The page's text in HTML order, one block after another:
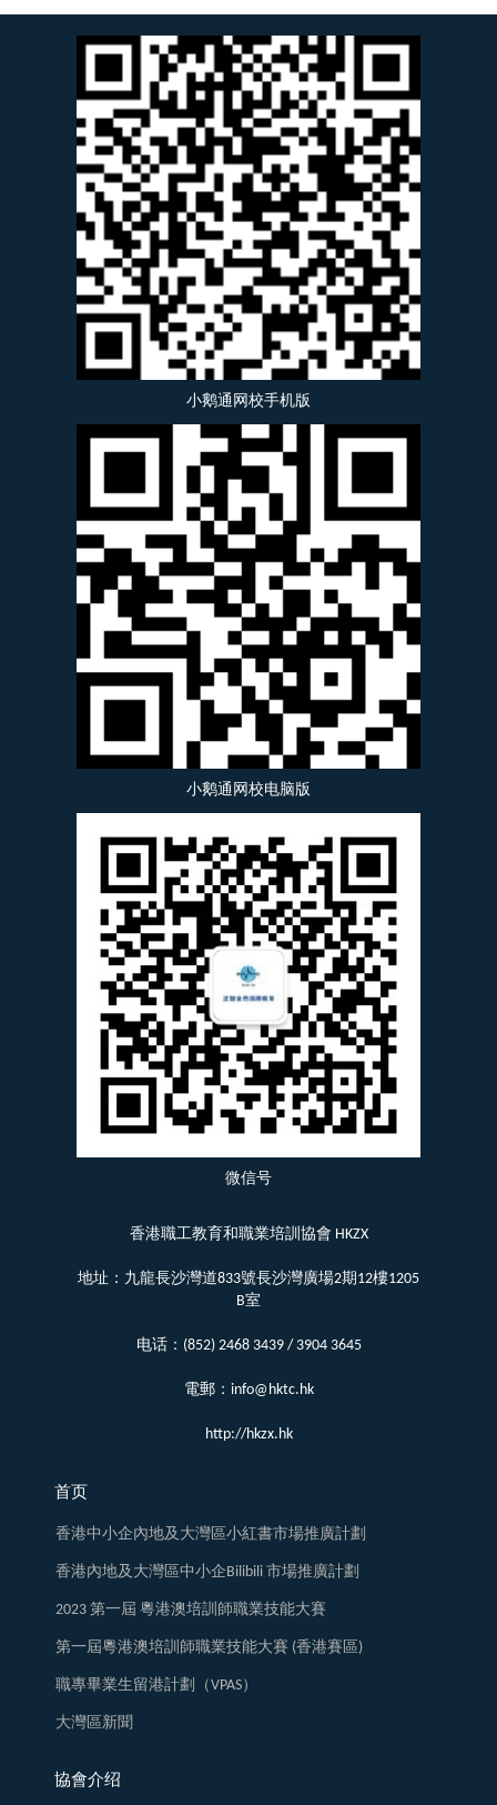
小鹅通网校手机版
小鹅通网校电脑版
微信号
香港職工教育和職業培訓協會 HKZX
地址：九龍長沙灣道833號長沙灣廣場2期12樓1205
B室
电话：(852) 2468 3439 / 3904 3645
電郵：info@hktc.hk
http://hkzx.hk
首页
香港中小企內地及大灣區小紅書市場推廣計劃
香港內地及大灣區中小企Bilibili 市場推廣計劃
2023 第一屆 粵港澳培訓師職業技能大賽
第一屆粵港澳培訓師職業技能大賽 (香港賽區)
職專畢業生留港計劃（VPAS）
大灣區新聞
協會介绍